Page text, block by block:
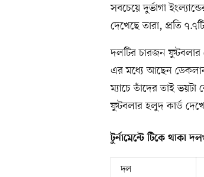
সবচেয়ে দুর্ভাগা
দেখেছে তারা, প্রতি
দলটির চারজন ফুটবলার
এর মধ্যে আছেন
ম্যাচে তাঁদের তাই
ফুটবলার হলুদ কার্ড
টুর্নামেন্টে টিকে থাকা
দল